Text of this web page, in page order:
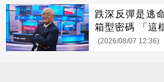
跌深反彈是逃
箱型密碼 「這
(2026/08/07 12:36)